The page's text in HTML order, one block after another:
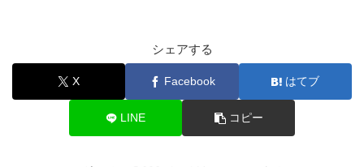
シェアする
X Facebook はてブ
LINE コピー